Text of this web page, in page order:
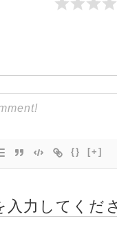
{} [+]
入力してくだ